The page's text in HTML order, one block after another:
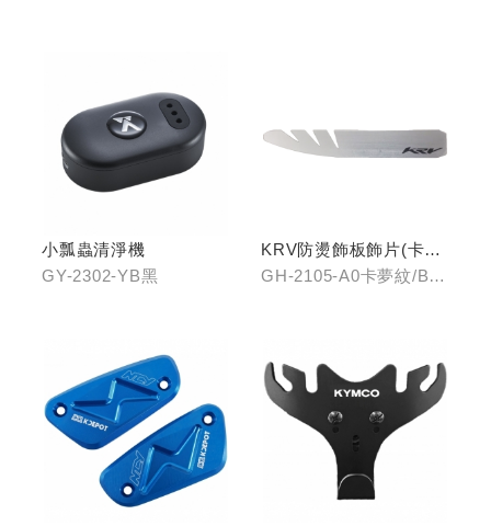
小瓢蟲清淨機
GY-2302-YB黑
KRV防燙飾板飾片(卡夢
紋/金屬髮絲)
GH-2105-A0卡夢紋/B0